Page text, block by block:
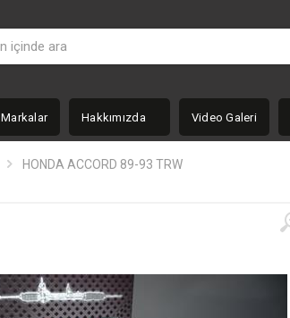
Markalar Hakkımızda Video Galeri
HONDA ACCORD 89-93 TRW